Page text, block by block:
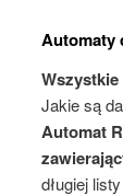
Automaty
Jakie są
Automat
długiej